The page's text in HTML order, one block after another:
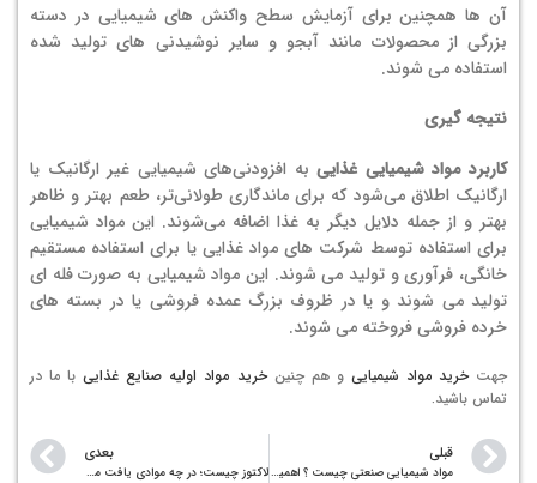
آن ها همچنین برای آزمایش سطح واکنش های شیمیایی در دسته
بزرگی از محصولات مانند آبجو و سایر نوشیدنی های تولید شده
استفاده می شوند.
نتیجه گیری
کاربرد مواد شیمیایی غذاییبه افزودنی‌های شیمیایی غیر ارگانیک یا
ارگانیک اطلاق می‌شود که برای ماندگاری طولانی‌تر، طعم بهتر و ظاهر
بهتر و از جمله دلایل دیگر به غذا اضافه می‌شوند. این مواد شیمیایی
برای استفاده توسط شرکت های مواد غذایی یا برای استفاده مستقیم
خانگی، فرآوری و تولید می شوند. این مواد شیمیایی به صورت فله ای
تولید می شوند و یا در ظروف بزرگ عمده فروشی یا در بسته های
خرده فروشی فروخته می شوند.
جهتخرید مواد شیمیایی و هم چنینخرید مواد اولیه صنایع غذاییبا ما در
تماس باشید.
قبلی
مواد شیمیایی صنعتی چیست ؟ اهمیت و کاربرد آن
بعدی
لاکتوز چیست؛ در چه موادی یافت میشود و ترکیبات اصلی آن